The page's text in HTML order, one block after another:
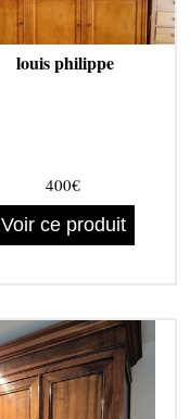
louis philippe
400€
Voir ce produit